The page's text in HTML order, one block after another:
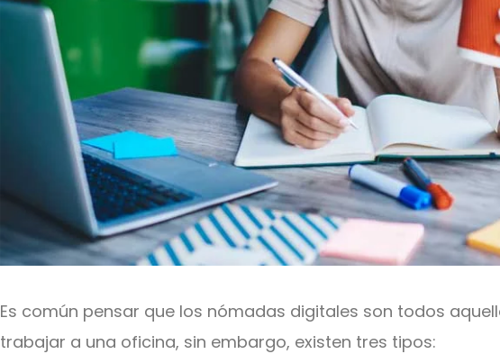
Es común pensar que los nómadas digitales son todos
trabajar a una oficina, sin embargo, existen tres tipos: